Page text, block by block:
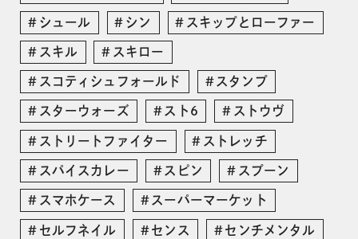
シュール シン スキップとローファー
スキル スキロー
スコティシュフォールド スタンプ
スターウォーズ スト6 ストウヴ
ストリートファイター ストレッチ
スパイスカレー スピン スプーン
スマホケース スーパーマーケット
セルフネイル センス センチメンタル